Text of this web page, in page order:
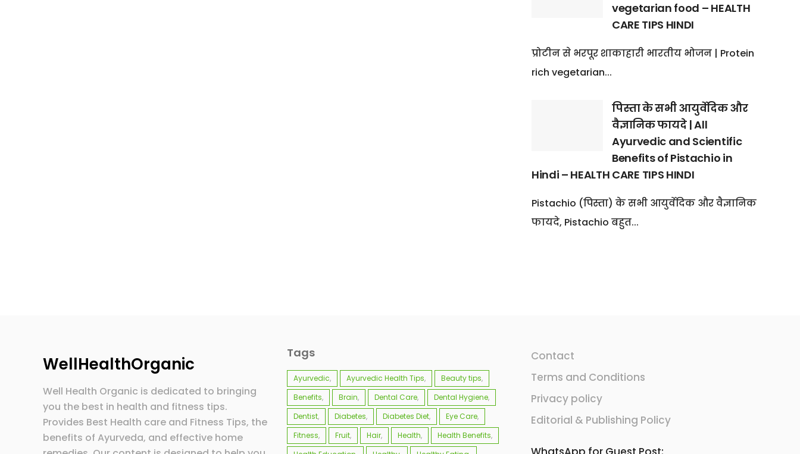
vegetarian food – HEALTH
CARE TIPS HINDI
प्रोटीन से भरपूर शाकाहारी भारतीय भोजन | Protein
rich vegetarian...
पिस्ता के सभी आयुर्वेदिक और
वैज्ञानिक फायदे | All
Ayurvedic and Scientific
Benefits of Pistachio in
Hindi – HEALTH CARE TIPS HINDI
Pistachio (पिस्ता) के सभी आयुर्वेदिक और वैज्ञानिक
फायदे, Pistachio बहुत...
WellHealthOrganic
Well Health Organic is dedicated to bringing
you the best in health and fitness tips.
Provides Best Health care and Fitness Tips, the
benefits of Ayurveda, and effective home
Tags
Ayurvedic Ayurvedic Health Tips
Beauty tips
Benefits
Brain Dental Care
Dental Hygiene
Dentist
Diabetes Diabetes Diet
Eye Care
Fitness
Fruit Hair Health
Health Benefits
Contact
Terms and Conditions
Privacy policy
Editorial & Publishing Policy